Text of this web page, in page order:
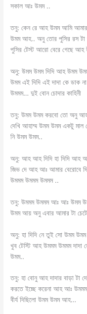
সকাল আঃ উমম ..
তনু: কেন রে আহ উমম আমি আমার
উমম আহ.. অনু তোর পুসির রস টা
পুসির টেস্ট আরো বেরে গেছে
অনু: উমম উমম দিদি আহ উমম উমম
উমম এই দিদি এই দাদা কে ডাক
উমমম… দুই বোন চোদার কাহিনী
তনু: উমম উমম করবো তো অনু আহ
দেখি আহাম্ম উমম উমম একটু
নি উমম উমম..
অনু: আহ আহ দিদি হা দিদি আহ
জিভ দে আহ আঃ আমার বেরোবে
উমমম উমমম উমমম ..
তনু: উমমম উমমম আঃ আঃ উমম
উমম আয় অনু এবার আমার টা চেটে
অনু: হা দিদি নে তুই সো উমম
খুব টেস্টি আহ উমমম উমমম দাদা
উমম..
তনু: হা বোনু আহ দাদার বাড়া টা
করতে ইচ্ছে করেনা আহ আঃ উমমম
বীর্য দিছিলো উমম উমম আহ…